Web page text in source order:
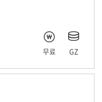
무료 GZ